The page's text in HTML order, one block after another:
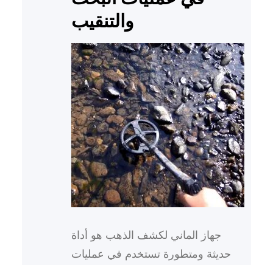
والتنقيب
جهاز الماني لكشف الذهب هو أداة
حديثة ومتطورة تستخدم في عمليات